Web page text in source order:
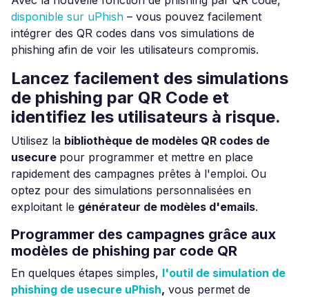
disponible sur uPhish – vous pouvez facilement
intégrer des QR codes dans vos simulations de
phishing afin de voir les utilisateurs compromis.
Lancez facilement des simulations
de phishing par QR Code et
identifiez les utilisateurs à risque.
Utilisez la bibliothèque de modèles QR codes de
usecure pour programmer et mettre en place
rapidement des campagnes prêtes à l'emploi. Ou
optez pour des simulations personnalisées en
exploitant le générateur de modèles d'emails.
Programmer des campagnes grâce aux
modèles de phishing par code QR
En quelques étapes simples, l'outil de simulation de
phishing de usecure uPhish, vous permet de